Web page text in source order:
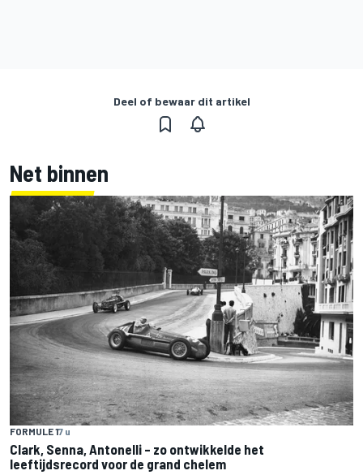
Deel of bewaar dit artikel
Net binnen
FORMULE 17 u
Clark, Senna, Antonelli – zo ontwikkelde het
leeftijdsrecord voor de grand chelem